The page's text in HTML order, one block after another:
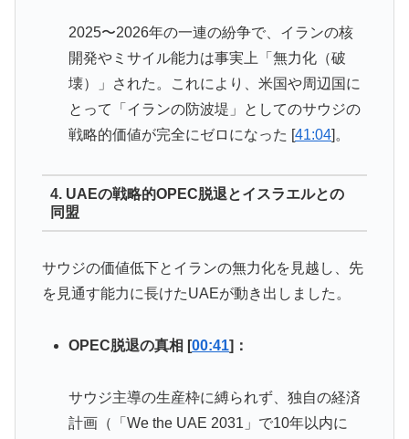
2025〜2026年の一連の紛争で、イランの核
開発やミサイル能力は事実上「無力化（破
壊）」された。これにより、米国や周辺国に
とって「イランの防波堤」としてのサウジの
戦略的価値が完全にゼロになった [41:04]。
4. UAEの戦略的OPEC脱退とイスラエルとの
同盟
サウジの価値低下とイランの無力化を見越し、先
を見通す能力に長けたUAEが動き出しました。
OPEC脱退の真相 [00:41]：
サウジ主導の生産枠に縛られず、独自の経済
計画（「We the UAE 2031」で10年以内に